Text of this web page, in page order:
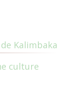
Kalimbaka
culture